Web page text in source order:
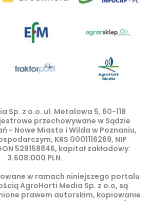
Sp. z o.o. ul. Metalowa 5, 60-118
przechowywane w Sądzie
- Nowe Miasto i Wilda w Poznaniu,
KRS 0001116269, NIP
529158846, kapitał zakładowy:
3.608.000 PLN.
w ramach niniejszego portalu
AgroHorti Media Sp. z o.o, są
prawem autorskim, kopiowanie